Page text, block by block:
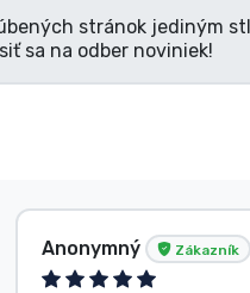
stránok jediným
sa na odber noviniek!
Anonymný Zákazník